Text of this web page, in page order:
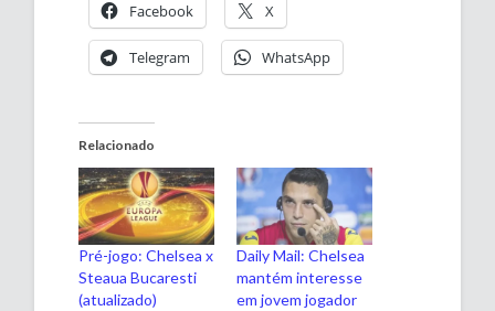
Facebook X
Telegram WhatsApp
Relacionado
Pré-jogo: Chelsea x
Steaua Bucaresti
(atualizado)
Daily Mail: Chelsea
mantém interesse
em jovem jogador